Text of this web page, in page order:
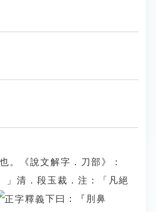
。《說文解字．刀部》：
」清．段玉裁．注：「凡絕
下曰：『刖鼻